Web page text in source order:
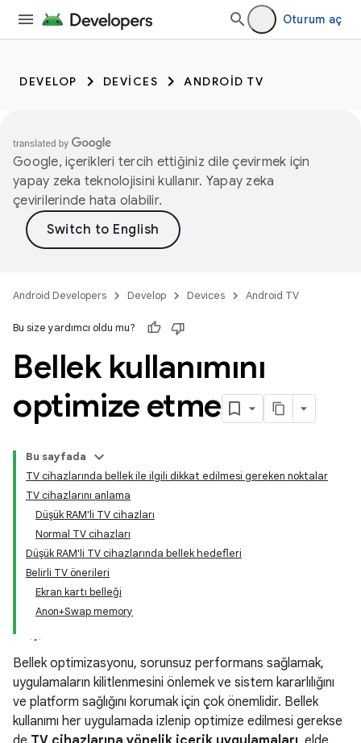
Oturum aç
DEVELOP DEVICES ANDROID TV
Google, içerikleri tercih ettiğiniz dile çevirmek için
yapay zeka teknolojisini kullanır. Yapay zeka
çevirilerinde hata olabilir.
Android Developers Develop Devices Android TV
Bu size yardımcı oldu mu?
Bellek kullanımını
optimize etme
Bu sayfada
TV cihazlarında bellek ile ilgili dikkat edilmesi gereken noktalar
TV cihazlarını anlama
Düşük RAM'li TV cihazları
Normal TV cihazları
Düşük RAM'li TV cihazlarında bellek hedefleri
Belirli TV önerileri
Ekran kartı belleği
Anon+Swap memory
Bellek optimizasyonu, sorunsuz performans sağlamak,
uygulamaların kilitlenmesini önlemek ve sistem kararlılığını
ve platform sağlığını korumak için çok önemlidir. Bellek
kullanımı her uygulamada izlenip optimize edilmesi gerekse